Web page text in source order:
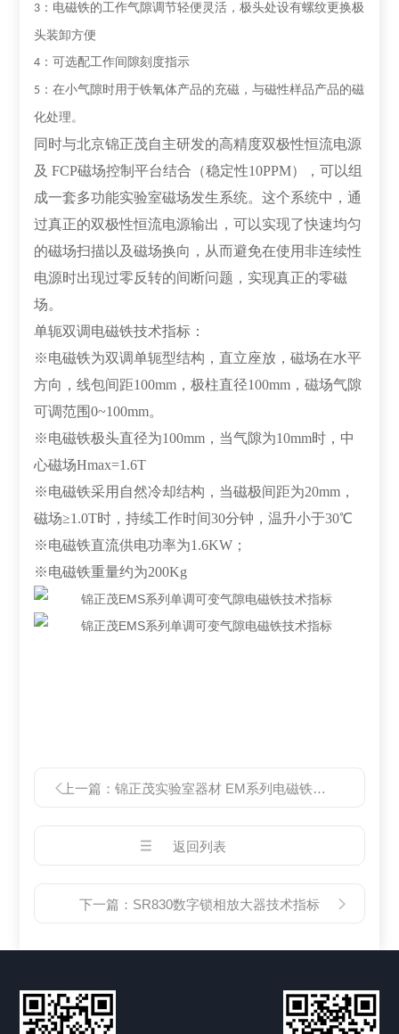
3 ：电磁铁的工作气隙调节轻便灵活，极头处设有螺纹更换极
头装卸方便
4 ：可选配工作间隙刻度指示
5 ：在小气隙时用于铁氧体产品的充磁，与磁性样品产品的磁
化处理。
同时与北京锦正茂自主研发的高精度双极性恒流电源
及 FCP磁场控制平台结合（稳定性10PPM），可以组
成一套多功能实验室磁场发生系统。这个系统中，通
过真正的双极性恒流电源输出，可以实现了快速均匀
的磁场扫描以及磁场换向，从而避免在使用非连续性
电源时出现过零反转的间断问题，实现真正的零磁
场。
单轭双调电磁铁技术指标：
※电磁铁为双调单轭型结构，直立座放，磁场在水平
方向，线包间距100mm，极柱直径100mm，磁场气隙
可调范围0~100mm。
※电磁铁极头直径为100mm，当气隙为10mm时，中
心磁场Hmax=1.6T
※电磁铁采用自然冷却结构，当磁极间距为20mm，
磁场≥1.0T时，持续工作时间30分钟，温升小于30℃
※电磁铁直流供电功率为1.6KW；
※电磁铁重量约为200Kg
上一篇：锦正茂实验室器材 EM系列电磁铁技术指标
返回列表
下一篇： SR830数字锁相放大器技术指标